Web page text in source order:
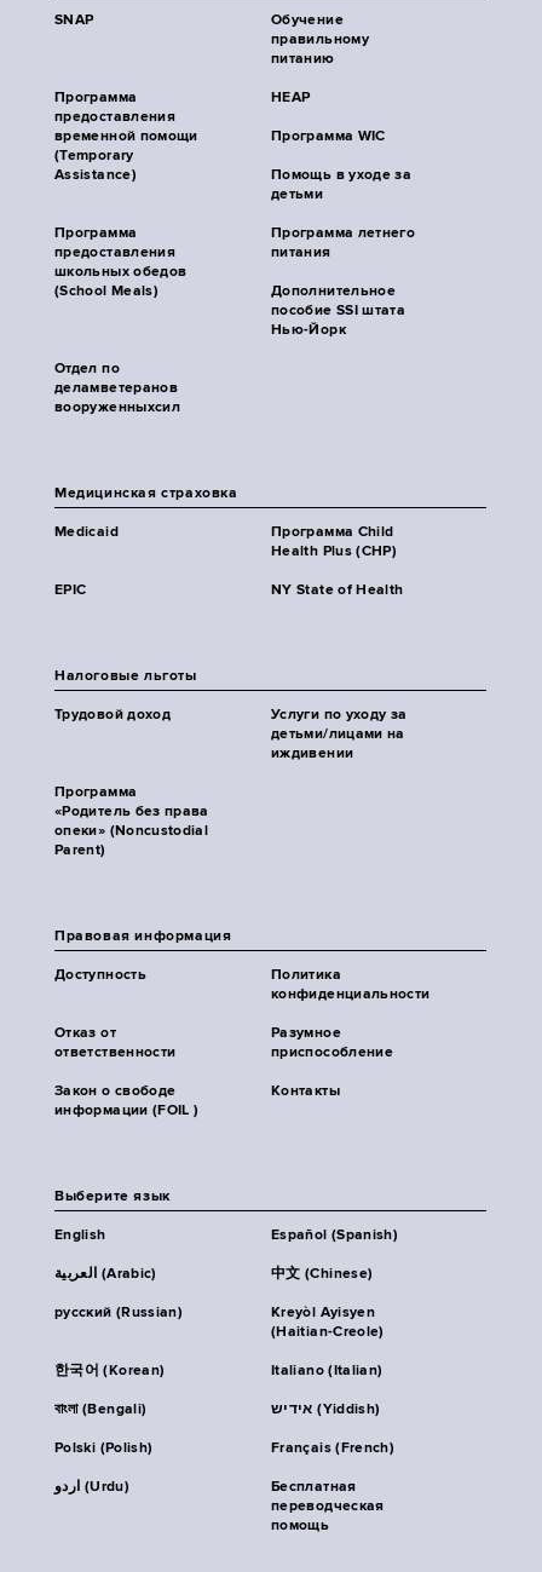
SNAP
Обучение
правильному
питанию
Программа
предоставления
временной помощи
(Temporary
Assistance)
HEAP
Программа WIC
Помощь в уходе за
детьми
Программа
предоставления
школьных обедов
(School Meals)
Программа летнего
питания
Дополнительное
пособие SSI штата
Нью-Йорк
Отдел по
деламветеранов
вооруженныхсил
Медицинская страховка
Medicaid
Программа Child
Health Plus (CHP)
EPIC NY State of Health
Налоговые льготы
Трудовой доход
Услуги по уходу за
детьми/лицами на
иждивении
Программа
«Родитель без права
опеки» (Noncustodial
Parent)
Правовая информация
Доступность
Политика
конфиденциальности
Отказ от
ответственности
Разумное
приспособление
Закон о свободе
информации (FOIL )
Контакты
Выберите язык
English Español (Spanish)
العربية (Arabic) 中文 (Chinese)
русский (Russian)
Kreyòl Ayisyen
(Haitian-Creole)
한국어 (Korean) Italiano (Italian)
বাংলা (Bengali) אידיש (Yiddish)
Polski (Polish) Français (French)
اردو (Urdu)
Бесплатная
переводческая
помощь